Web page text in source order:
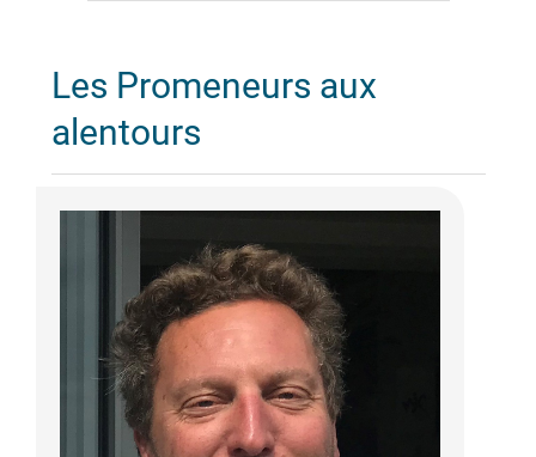
Les Promeneurs aux
alentours